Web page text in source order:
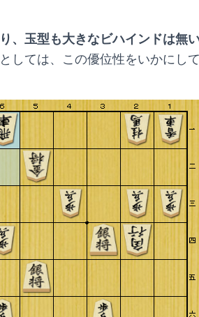
、玉型も大きなビハインドは無
しては、この優位性をいかにし